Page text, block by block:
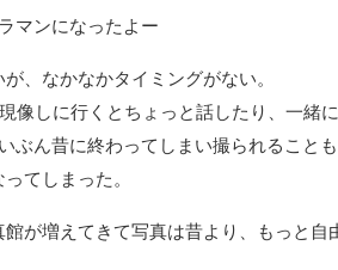
マンになったよー
、なかなかタイミングがない。
像しに行くとちょっと話したり、一緒
ん昔に終わってしまい撮られること
ってしまった。
が増えてきて写真は昔より、もっと自